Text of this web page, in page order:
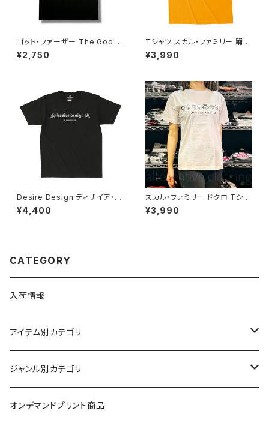
ゴッド・ファーザー The God F
ather マーロン・ブランド アル・
パチーノ 映画Tシャツ コッポラ
¥2,750
Tシャツ スカル・ファミリー 踊る
猫 イエロー ゴールドイエロー
ドクロ スカル ネコ パロディ お
-04ye
¥3,990
Desire Design ディザイア・デ
ザイン 半袖 横ロゴＴシャツ 黒
メンズ ブラック レディース バッ
¥4,400
スカル・ファミリー ドクロ Tシャ
ツ ホワイト パロディ メンズ レデ
ィース OE1121 ロックTシャツ
¥3,990
CATEGORY
入荷情報
アイテム別カテゴリ
半袖
ブラック/グレー系
長袖
ジャンル別カテゴリ
オリジナルデザイン
オンデマンドプリント商品